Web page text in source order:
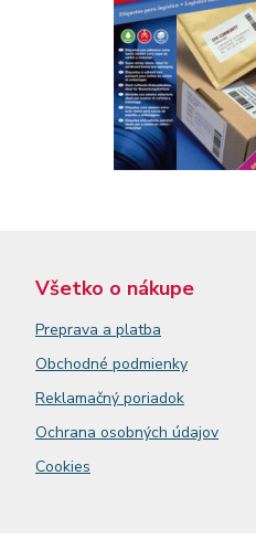
Všetko o nákupe
Preprava a platba
Obchodné podmienky
Reklamačný poriadok
Ochrana osobných údajov
Cookies